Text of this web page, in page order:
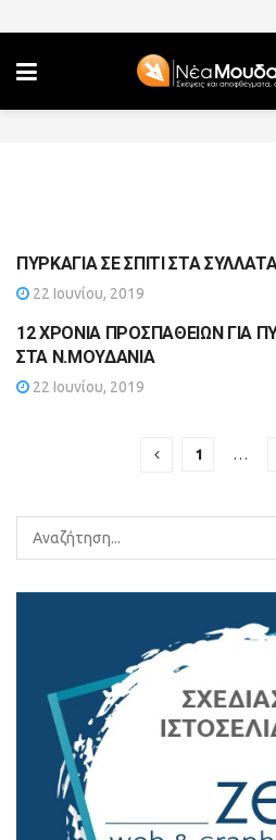
ΠΥΡΚΑΓΙΑ ΣΕ ΣΠΙΤΙ ΣΤΑ
22 Ιουνίου, 2019
12 ΧΡΟΝΙΑ ΠΡΟΣΠΑΘΕΙΩΝ ΓΙΑ
ΣΤΑ Ν.ΜΟΥΔΑΝΙΑ
22 Ιουνίου, 2019
1 …